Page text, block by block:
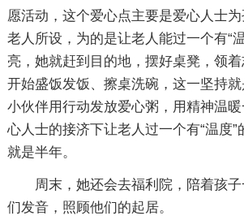
愿活动，这个爱心点主要是爱心人士
老人所设，为的是让老人能过一个有“
亮，她就赶到目的地，摆好桌凳，领
开始盛饭发饭、擦桌洗碗，这一坚持
小伙伴用行动发放爱心粥，用精神温
心人士的接济下让老人过一个有“温度
就是半年。
周末，她还会去福利院，陪着孩
们发音，照顾他们的起居。